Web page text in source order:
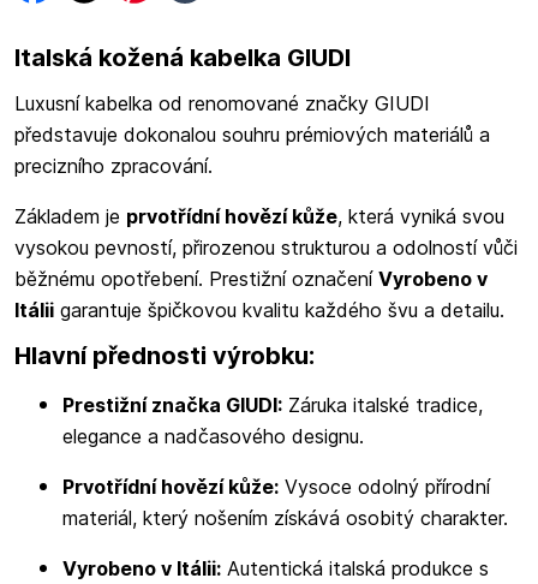
Italská kožená kabelka GIUDI
Luxusní kabelka od renomované značky GIUDI
představuje dokonalou souhru prémiových materiálů a
precizního zpracování.
Základem je prvotřídní hovězí kůže, která vyniká svou
vysokou pevností, přirozenou strukturou a odolností vůči
běžnému opotřebení. Prestižní označení Vyrobeno v
Itálii garantuje špičkovou kvalitu každého švu a detailu.
Hlavní přednosti výrobku:
Prestižní značka GIUDI: Záruka italské tradice,
elegance a nadčasového designu.
Prvotřídní hovězí kůže: Vysoce odolný přírodní
materiál, který nošením získává osobitý charakter.
Vyrobeno v Itálii: Autentická italská produkce s